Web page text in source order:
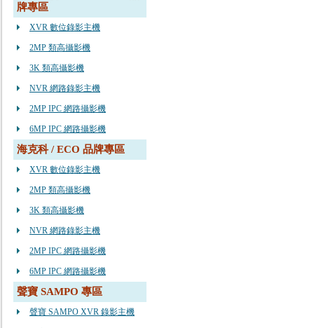
牌專區
XVR 數位錄影主機
2MP 類高攝影機
3K 類高攝影機
NVR 網路錄影主機
2MP IPC 網路攝影機
6MP IPC 網路攝影機
海克科 / ECO 品牌專區
XVR 數位錄影主機
2MP 類高攝影機
3K 類高攝影機
NVR 網路錄影主機
2MP IPC 網路攝影機
6MP IPC 網路攝影機
聲寶 SAMPO 專區
聲寶 SAMPO XVR 錄影主機